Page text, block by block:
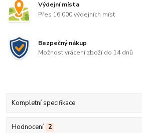
Výdejní místa
Přes 16 000 výdejních míst
Bezpečný nákup
Možnost vrácení zboží do 14 dnů
Kompletní specifikace
Hodnocení 2